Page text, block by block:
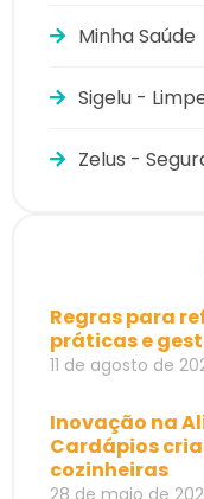
Minha Saúde
Sigelu -
Zelus -
Regras para
práticas e
11 de agosto de
Inovação na
Cardápios
cozinheiras